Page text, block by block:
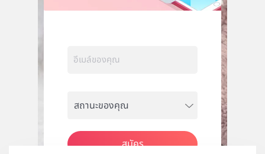
สมัคร